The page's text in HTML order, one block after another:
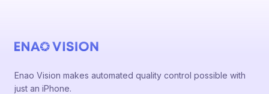
Enao Vision makes automated quality control possible with
just an iPhone.